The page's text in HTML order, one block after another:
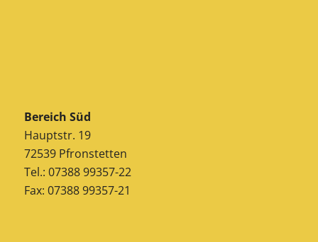
Bereich Süd
Hauptstr. 19
72539 Pfronstetten
Tel.: 07388 99357-22
Fax: 07388 99357-21